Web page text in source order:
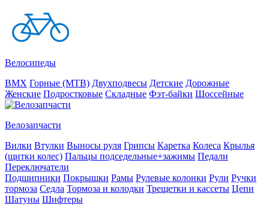
Велосипеды
BMX Горные (MTB) Двухподвесы Детские Дорожные
Женские Подростковые Складные Фэт-байки Шоссейные
Велозапчасти
Вилки Втулки Выносы руля Грипсы Каретка Колеса Крылья
(щитки колес) Пальцы подседельные+зажимы Педали
Переключатели
Подшипники Покрышки Рамы Рулевые колонки Рули Ручки
тормоза Седла Тормоза и колодки Трещетки и кассеты Цепи
Шатуны Шифтеры